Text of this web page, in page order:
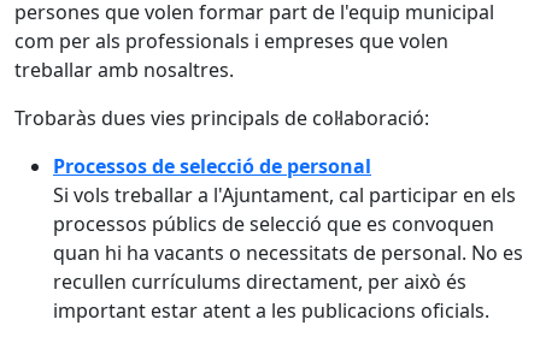
persones que volen formar part de l'equip municipal
com per als professionals i empreses que volen
treballar amb nosaltres.
Trobaràs dues vies principals de col·laboració:
Processos de selecció de personal
Si vols treballar a l'Ajuntament, cal participar en els
processos públics de selecció que es convoquen
quan hi ha vacants o necessitats de personal. No es
recullen currículums directament, per això és
important estar atent a les publicacions oficials.